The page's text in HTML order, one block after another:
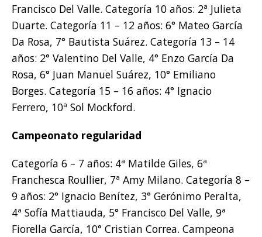
Francisco Del Valle. Categoría 10 años: 2ª Julieta
Duarte. Categoría 11 – 12 años: 6° Mateo García
Da Rosa, 7° Bautista Suárez. Categoría 13 – 14
años: 2° Valentino Del Valle, 4° Enzo García Da
Rosa, 6° Juan Manuel Suárez, 10° Emiliano
Borges. Categoría 15 – 16 años: 4° Ignacio
Ferrero, 10ª Sol Mockford.
Campeonato regularidad
Categoría 6 – 7 años: 4ª Matilde Giles, 6ª
Franchesca Roullier, 7ª Amy Milano. Categoría 8 –
9 años: 2° Ignacio Benítez, 3° Gerónimo Peralta,
4ª Sofía Mattiauda, 5° Francisco Del Valle, 9ª
Fiorella García, 10° Cristian Correa. Campeona